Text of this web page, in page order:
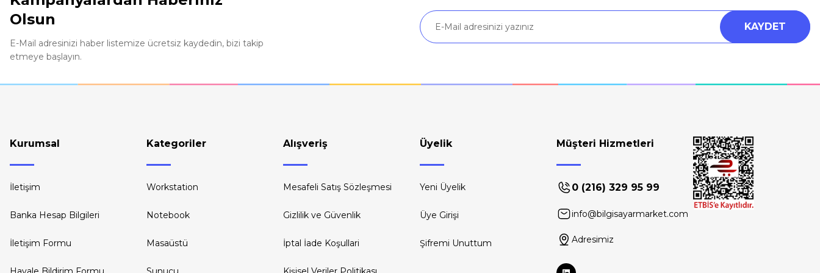
Ürün fiyatı diğer sitelerden daha pahalı.
Olsun
E-Mail adresinizi haber listemize ücretsiz kaydedin, bizi takip
etmeye başlayın.
KAYDET
Kurumsal
İletişim
Banka Hesap Bilgileri
İletişim Formu
Kategoriler
Workstation
Notebook
Masaüstü
Alışveriş
Mesafeli Satış Sözleşmesi
Gizlilik ve Güvenlik
İptal İade Koşullari
Üyelik
Yeni Üyelik
Üye Girişi
Şifremi Unuttum
Müşteri Hizmetleri
0 (216) 329 95 99
info@bilgisayarmarket.com
Adresimiz